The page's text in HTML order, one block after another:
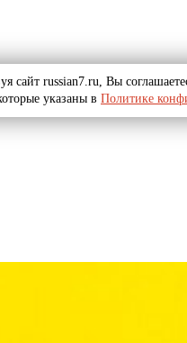
сайт russian7.ru, Вы
указаны в Политике